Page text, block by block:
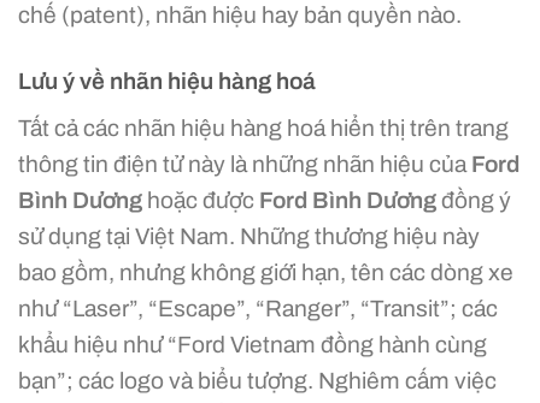
chế (patent), nhãn hiệu hay bản quyền nào.
Lưu ý về nhãn hiệu hàng hoá
Tất cả các nhãn hiệu hàng hoá hiển thị trên trang
thông tin điện tử này là những nhãn hiệu của Ford
Bình Dương hoặc được Ford Bình Dươngđồng ý
sử dụng tại Việt Nam. Những thương hiệu này
bao gồm, nhưng không giới hạn, tên các dòng xe
như “Laser”, “Escape”, “Ranger”, “Transit”; các
khẩu hiệu như “Ford Vietnam đồng hành cùng
bạn”; các logo và biểu tượng. Nghiêm cấm việc